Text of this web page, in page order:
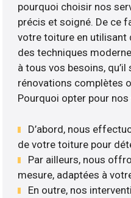
pourquoi choisir nos
précis et soigné. De ce
votre toiture en utilisant
des techniques
à tous vos besoins,
rénovations complètes
Pourquoi opter pour nos
D’abord, nous
de votre toiture pour
Par ailleurs, nous
mesure, adaptées à
En outre, nos